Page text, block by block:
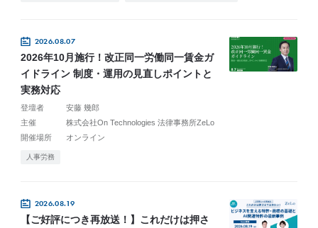
2026.08.07
2026年10月施行！改正同一労働同一賃金ガ
イドライン 制度・運用の見直しポイントと
実務対応
登壇者
安藤 幾郎
主催
株式会社On Technologies 法律事務所ZeLo
開催場所
オンライン
人事労務
2026.08.19
【ご好評につき再放送！】これだけは押さ